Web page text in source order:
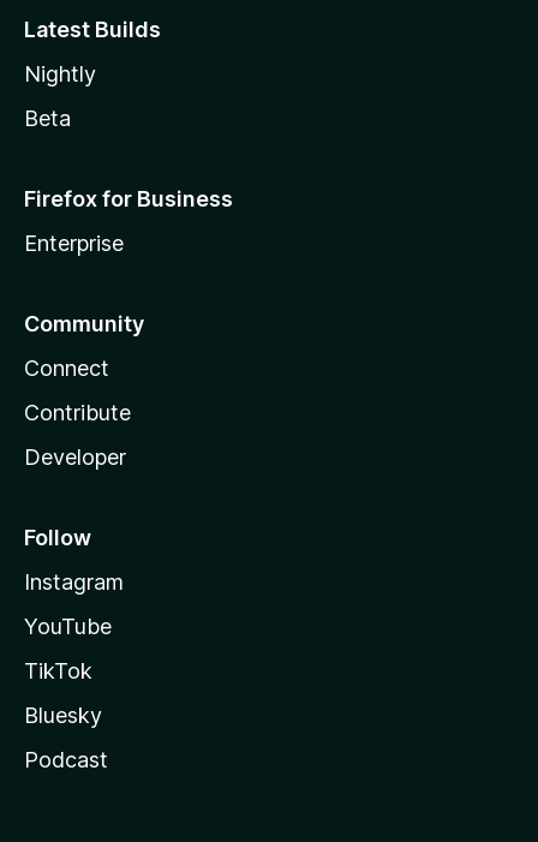
Latest Builds
Nightly
Beta
Firefox for Business
Enterprise
Community
Connect
Contribute
Developer
Follow
Instagram
YouTube
TikTok
Bluesky
Podcast